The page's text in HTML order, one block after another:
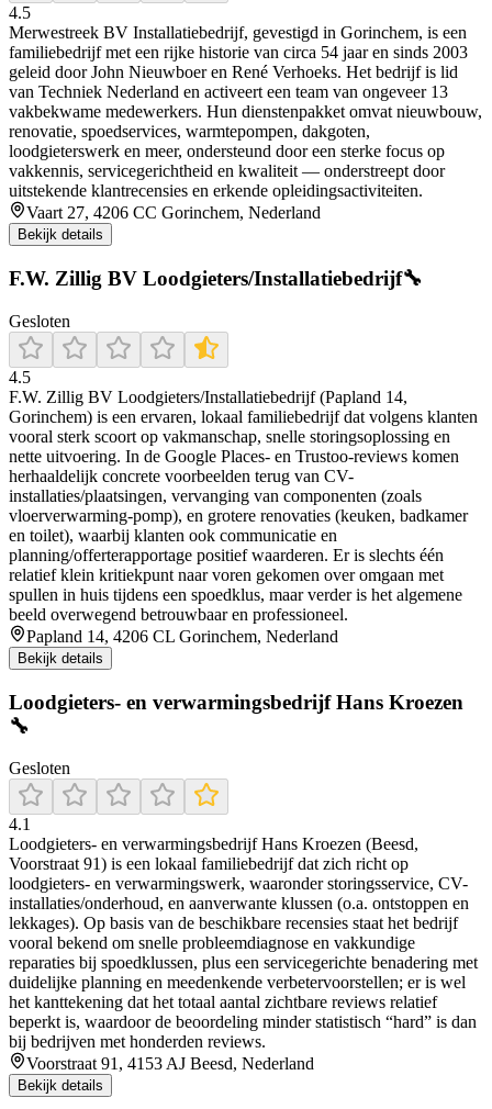
4.5
Merwestreek BV Installatiebedrijf, gevestigd in Gorinchem, is een
familiebedrijf met een rijke historie van circa 54 jaar en sinds 2003
geleid door John Nieuwboer en René Verhoeks. Het bedrijf is lid
van Techniek Nederland en activeert een team van ongeveer 13
vakbekwame medewerkers. Hun dienstenpakket omvat nieuwbouw,
renovatie, spoedservices, warmtepompen, dakgoten,
loodgieterswerk en meer, ondersteund door een sterke focus op
vakkennis, servicegerichtheid en kwaliteit — onderstreept door
uitstekende klantrecensies en erkende opleidingsactiviteiten.
Vaart 27, 4206 CC Gorinchem, Nederland
Bekijk details
F.W. Zillig BV Loodgieters/Installatiebedrijf🔧
Gesloten
4.5
F.W. Zillig BV Loodgieters/Installatiebedrijf (Papland 14,
Gorinchem) is een ervaren, lokaal familiebedrijf dat volgens klanten
vooral sterk scoort op vakmanschap, snelle storingsoplossing en
nette uitvoering. In de Google Places- en Trustoo-reviews komen
herhaaldelijk concrete voorbeelden terug van CV-
installaties/plaatsingen, vervanging van componenten (zoals
vloerverwarming-pomp), en grotere renovaties (keuken, badkamer
en toilet), waarbij klanten ook communicatie en
planning/offerterapportage positief waarderen. Er is slechts één
relatief klein kritiekpunt naar voren gekomen over omgaan met
spullen in huis tijdens een spoedklus, maar verder is het algemene
beeld overwegend betrouwbaar en professioneel.
Papland 14, 4206 CL Gorinchem, Nederland
Bekijk details
Loodgieters- en verwarmingsbedrijf Hans Kroezen
🔧
Gesloten
4.1
Loodgieters- en verwarmingsbedrijf Hans Kroezen (Beesd,
Voorstraat 91) is een lokaal familiebedrijf dat zich richt op
loodgieters- en verwarmingswerk, waaronder storingsservice, CV-
installaties/onderhoud, en aanverwante klussen (o.a. ontstoppen en
lekkages). Op basis van de beschikbare recensies staat het bedrijf
vooral bekend om snelle probleemdiagnose en vakkundige
reparaties bij spoedklussen, plus een servicegerichte benadering met
duidelijke planning en meedenkende verbetervoorstellen; er is wel
het kanttekening dat het totaal aantal zichtbare reviews relatief
beperkt is, waardoor de beoordeling minder statistisch “hard” is dan
bij bedrijven met honderden reviews.
Voorstraat 91, 4153 AJ Beesd, Nederland
Bekijk details